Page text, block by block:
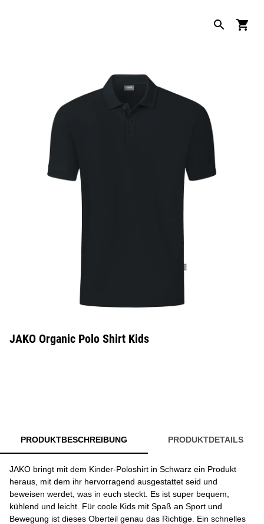
JAKO Organic Polo Shirt Kids
PRODUKTBESCHREIBUNG PRODUKTDETAILS
JAKO bringt mit dem Kinder-Poloshirt in Schwarz ein Produkt
heraus, mit dem ihr hervorragend ausgestattet seid und
beweisen werdet, was in euch steckt. Es ist super bequem,
kühlend und leicht. Für coole Kids mit Spaß an Sport und
Bewegung ist dieses Oberteil genau das Richtige. Ein schnelles